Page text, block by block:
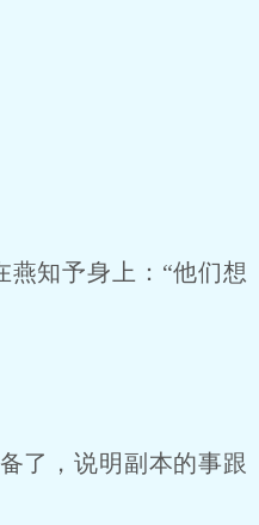
知予身上：“他们想
了，说明副本的事跟